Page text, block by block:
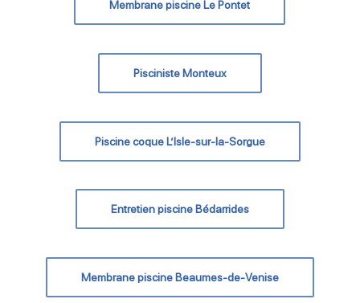
Membrane piscine Le Pontet
Pisciniste Monteux
Piscine coque L’Isle-sur-la-Sorgue
Entretien piscine Bédarrides
Membrane piscine Beaumes-de-Venise